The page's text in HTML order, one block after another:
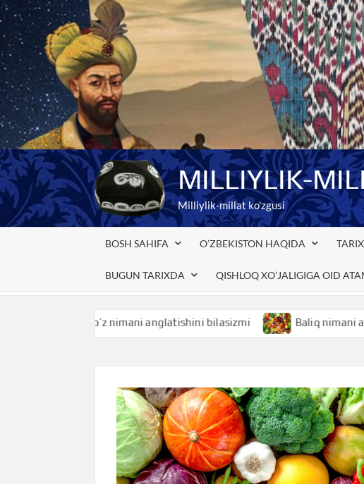
Skip
to
content
MILLIYLIK-
Milliylik-millat ko'zgusi
BOSH SAHIFA O’ZBEKISTON HAQIDA TARIX
BUGUN TARIXDA QISHLOQ XO’JALIGIGA OID
Baliqko’z nimani anglatishini bilasizmi Baliq nimani